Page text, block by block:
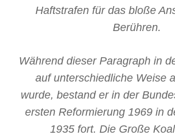
Haftstrafen für das bloße
Berühren.
Während dieser Paragraph in
auf unterschiedliche Weise
wurde, bestand er in der
ersten Reformierung 1969 in
1935 fort. Die Große